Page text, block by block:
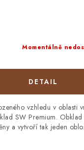
Momentálně
vzhledu v oblasti
SW Premium.
a vytvoří tak jeden